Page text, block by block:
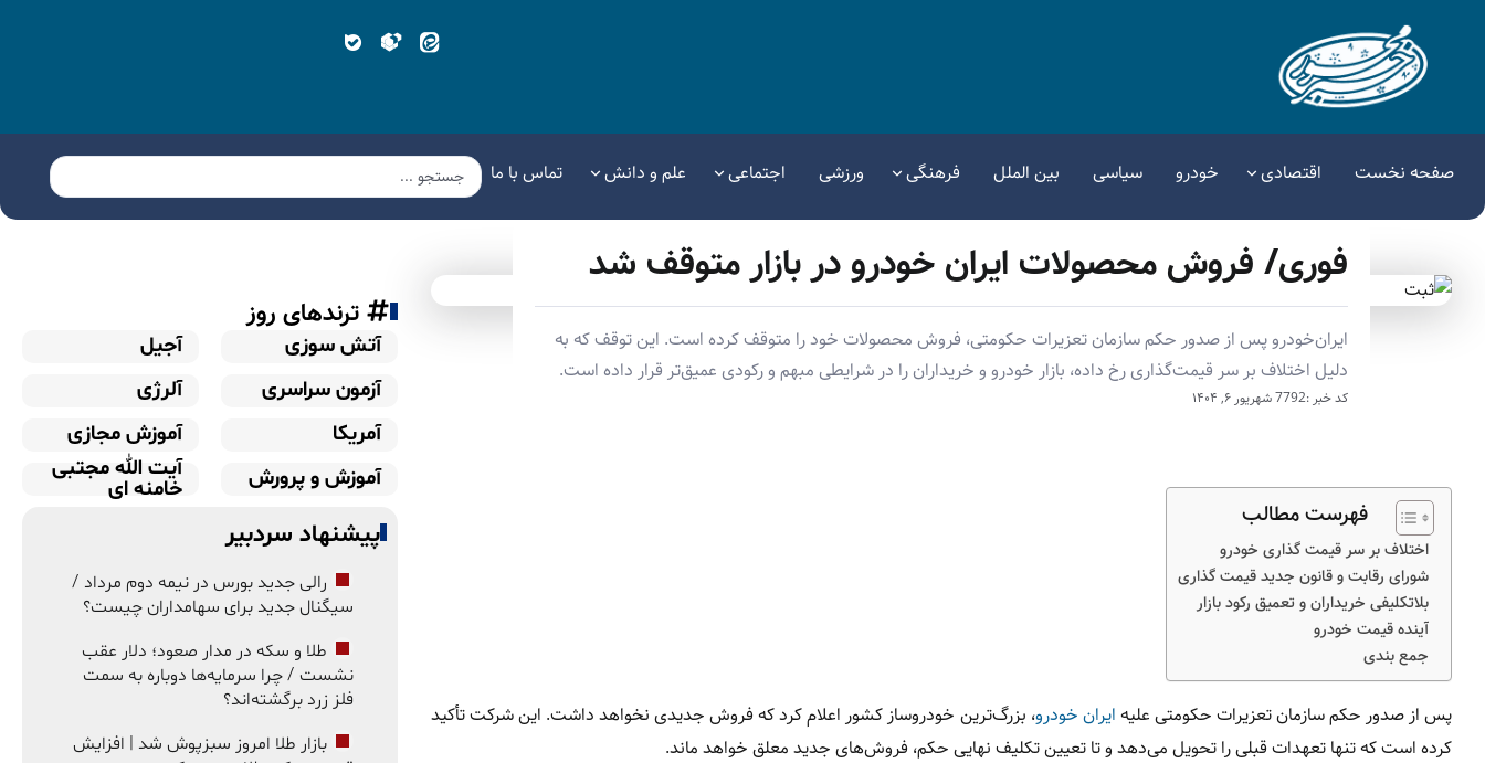
صفحه نخست اقتصادی خودرو سیاسی بین الملل فرهنگی ورزشی اجتماعی علم و دانش تماس با ما
فوری/ فروش محصولات ایران خودرو در بازار متوقف شد
ایران‌خودرو پس از صدور حکم سازمان تعزیرات حکومتی، فروش محصولات خود را متوقف کرده است. این توقف که به
دلیل اختلاف بر سر قیمت‌گذاری رخ داده، بازار خودرو و خریداران را در شرایطی مبهم و رکودی عمیق‌تر قرار داده است.
کد خبر :7792 شهریور ۶, ۱۴۰۴
فهرست مطالب
اختلاف بر سر قیمت‌ گذاری خودرو
شورای رقابت و قانون جدید قیمت‌ گذاری
بلاتکلیفی خریداران و تعمیق رکود بازار
آینده قیمت خودرو
جمع‌ بندی
پس از صدور حکم سازمان تعزیرات حکومتی علیه ایران‌ خودرو، بزرگ‌ترین خودروساز کشور اعلام کرد که فروش جدیدی نخواهد داشت. این شرکت تأکید
کرده است که تنها تعهدات قبلی را تحویل می‌دهد و تا تعیین تکلیف نهایی حکم، فروش‌های جدید معلق خواهد ماند.
ترندهای روز
آتش سوزی
آجیل
آزمون سراسری
آلرژی
آمریکا
آموزش مجازی
آموزش و پرورش
آیت الله مجتبی
خامنه ای
پیشنهاد سردبیر
رالی جدید بورس در نیمه دوم مرداد /
سیگنال جدید برای سهامداران چیست؟
طلا و سکه در مدار صعود؛ دلار عقب
نشست / چرا سرمایه‌ها دوباره به سمت
فلز زرد برگشته‌اند؟
بازار طلا امروز سبزپوش شد | افزایش